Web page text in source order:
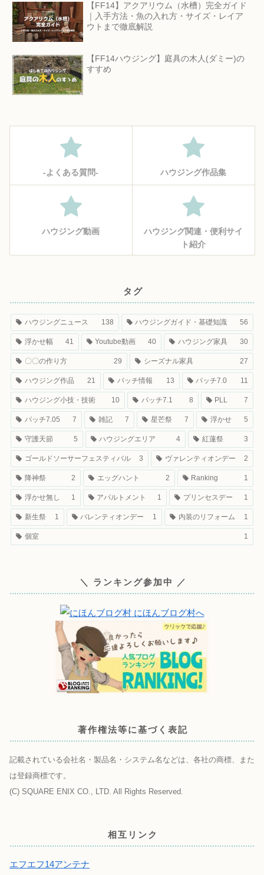
【FF14】アクアリウム（水槽）完全ガイド
｜入手方法・魚の入れ方・サイズ・レイア
ウトまで徹底解説
【FF14ハウジング】庭具の木人(ダミー)の
すすめ
‐よくある質問‐ ハウジング作品集
ハウジング動画
ハウジング関連・便利サイ
ト紹介
タグ
ハウジングニュース 138 ハウジングガイド・基礎知識 56
浮かせ幅 41 Youtube動画 40 ハウジング家具 30
〇〇の作り方 29 シーズナル家具 27
ハウジング作品 21 パッチ情報 13 パッチ7.0 11
ハウジング小技・技術 10 パッチ7.1 8 PLL 7
パッチ7.05 7 雑記 7 星芒祭 7 浮かせ 5
守護天節 5 ハウジングエリア 4 紅蓮祭 3
ゴールドソーサーフェスティバル 3 ヴァレンティオンデー 2
降神祭 2 エッグハント 2 Ranking 1
浮かせ無し 1 アパルトメント 1 プリンセスデー 1
新生祭 1 バレンティオンデー 1 内装のリフォーム 1
個室 1
＼ ランキング参加中 ／
著作権法等に基づく表記
記載されている会社名・製品名・システム名などは、各社の商標、また
は登録商標です。
(C) SQUARE ENIX CO., LTD. All Rights Reserved.
相互リンク
エフエフ14アンテナ